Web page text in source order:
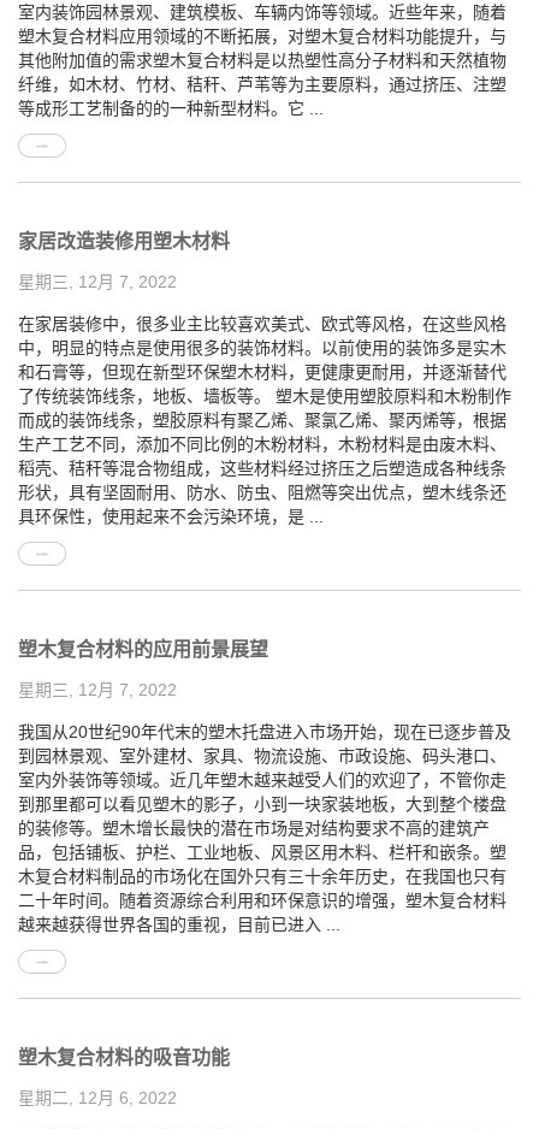
室内装饰园林景观、建筑模板、车辆内饰等领域。近些年来，随着
塑木复合材料应用领域的不断拓展，对塑木复合材料功能提升，与
其他附加值的需求塑木复合材料是以热塑性高分子材料和天然植物
纤维，如木材、竹材、秸秆、芦苇等为主要原料，通过挤压、注塑
等成形工艺制备的的一种新型材料。它 ...
家居改造装修用塑木材料
星期三, 12月 7, 2022
在家居装修中，很多业主比较喜欢美式、欧式等风格，在这些风格
中，明显的特点是使用很多的装饰材料。以前使用的装饰多是实木
和石膏等，但现在新型环保塑木材料，更健康更耐用，并逐渐替代
了传统装饰线条，地板、墙板等。 塑木是使用塑胶原料和木粉制作
而成的装饰线条，塑胶原料有聚乙烯、聚氯乙烯、聚丙烯等，根据
生产工艺不同，添加不同比例的木粉材料，木粉材料是由废木料、
稻壳、秸秆等混合物组成，这些材料经过挤压之后塑造成各种线条
形状，具有坚固耐用、防水、防虫、阻燃等突出优点，塑木线条还
具环保性，使用起来不会污染环境，是 ...
塑木复合材料的应用前景展望
星期三, 12月 7, 2022
我国从20世纪90年代末的塑木托盘进入市场开始，现在已逐步普及
到园林景观、室外建材、家具、物流设施、市政设施、码头港口、
室内外装饰等领域。近几年塑木越来越受人们的欢迎了，不管你走
到那里都可以看见塑木的影子，小到一块家装地板，大到整个楼盘
的装修等。塑木增长最快的潜在市场是对结构要求不高的建筑产
品，包括铺板、护栏、工业地板、风景区用木料、栏杆和嵌条。塑
木复合材料制品的市场化在国外只有三十余年历史，在我国也只有
二十年时间。随着资源综合利用和环保意识的增强，塑木复合材料
越来越获得世界各国的重视，目前已进入 ...
塑木复合材料的吸音功能
星期二, 12月 6, 2022